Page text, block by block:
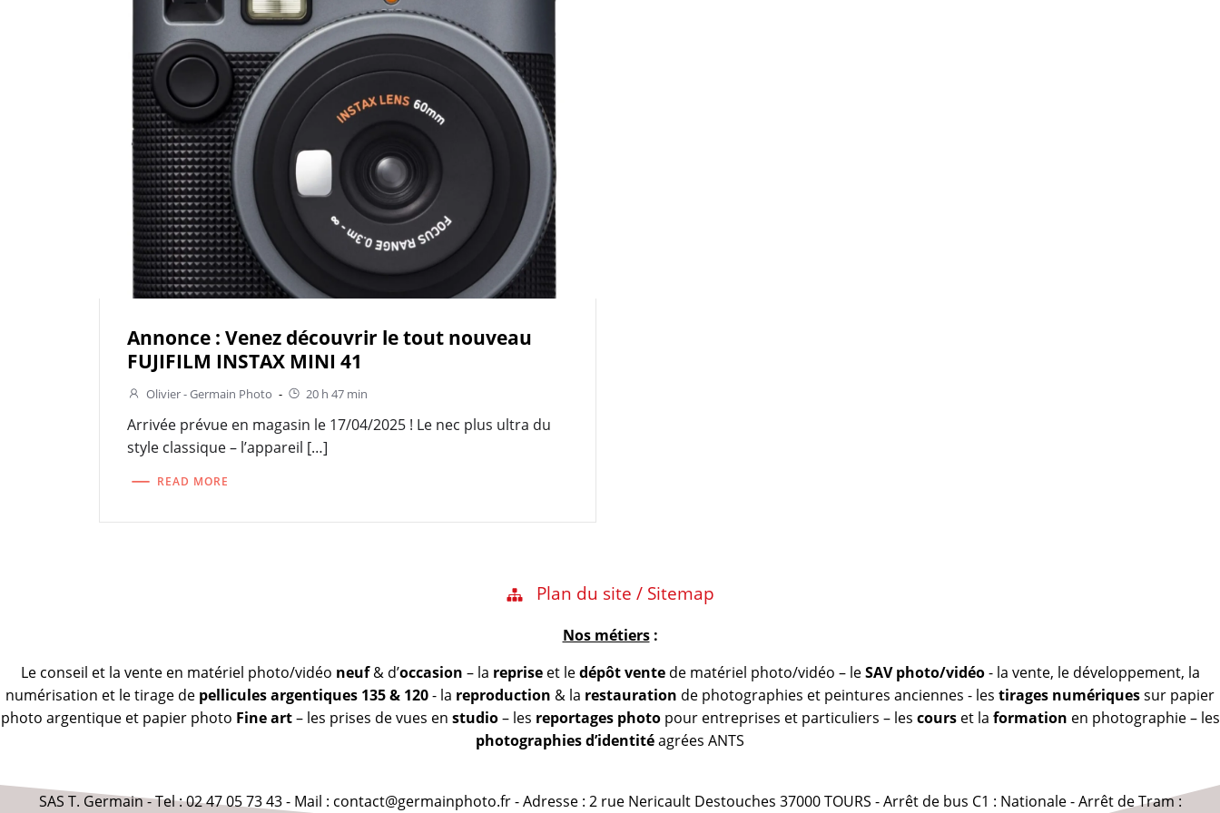
Annonce : Venez découvrir le tout nouveau
FUJIFILM INSTAX MINI 41
Olivier - Germain Photo - 20 h 47 min
Arrivée prévue en magasin le 17/04/2025 ! Le nec plus ultra du
style classique – l’appareil […]
READ MORE
Plan du site / Sitemap
Nos métiers:
Le conseil et la vente en matériel photo/vidéo neuf& d’occasion – la repriseet ledépôt ventede matériel photo/vidéo – leSAV photo/vidéo- la vente, le développement, la
numérisation et le tirage de pellicules argentiques 135 & 120- la reproduction & la restauration de photographies et peintures anciennes - les tirages numériquessur papier
photo argentique et papier photo Fine art– les prises de vues en studio– les reportages photopour entreprises et particuliers – les courset la formation en photographie – les
photographies d’identitéagrées ANTS
SAS T. Germain - Tel : 02 47 05 73 43 - Mail : contact@germainphoto.fr - Adresse : 2 rue Nericault Destouches 37000 TOURS - Arrêt de bus C1 : Nationale - Arrêt de Tram :